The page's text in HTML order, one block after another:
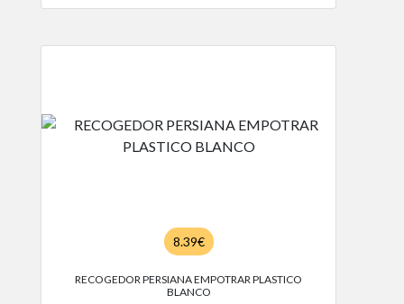
8.39€
RECOGEDOR PERSIANA EMPOTRAR PLASTICO
BLANCO